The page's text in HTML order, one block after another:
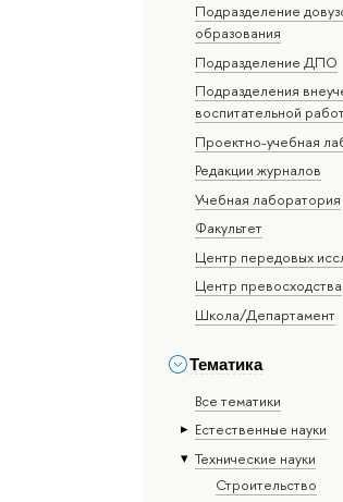
Подразделение
образования
Подразделение ДПО
Подразделения
воспитательной
Проектно-учебная
Редакции журналов
Учебная лаборатория
Факультет
Центр передовых
Центр превосходства
Школа/Департамент
Тематика
Все тематики
Естественные науки
Тех­ничес­кие науки
Строительство